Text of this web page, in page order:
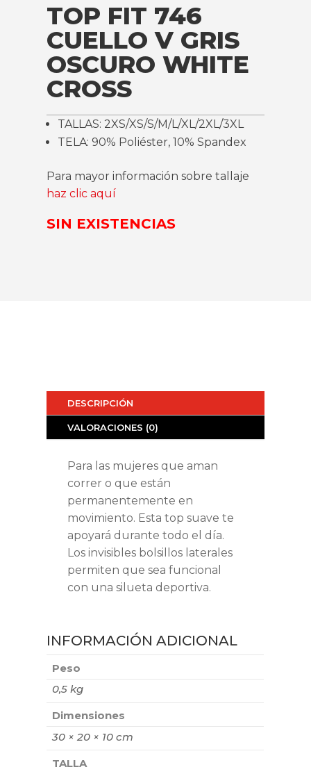
TOP FIT 746
CUELLO V GRIS
OSCURO WHITE
CROSS
TALLAS: 2XS/XS/S/M/L/XL/2XL/3XL
TELA: 90% Poliéster, 10% Spandex
Para mayor información sobre tallaje
haz clic aquí
SIN EXISTENCIAS
DESCRIPCIÓN
VALORACIONES (0)
Para las mujeres que aman
correr o que están
permanentemente en
movimiento. Esta top suave te
apoyará durante todo el día.
Los invisibles bolsillos laterales
permiten que sea funcional
con una silueta deportiva.
INFORMACIÓN ADICIONAL
Peso
0,5 kg
Dimensiones
30 × 20 × 10 cm
TALLA